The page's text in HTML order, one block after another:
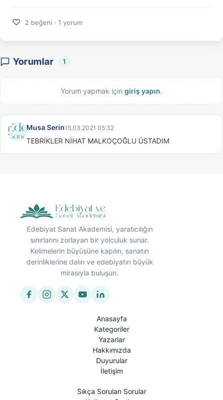
♡ 2 beğeni · 1 yorum
Yorumlar 1
Yorum yapmak için giriş yapın.
Musa Serin15.03.2021 05:32
TEBRİKLER NİHAT MALKOÇOĞLU ÜSTADIM
Edebiyat Sanat Akademisi, yaratıcılığın
sınırlarını zorlayan bir yolculuk sunar.
Kelimelerin büyüsüne kapılın, sanatın
derinliklerine dalın ve edebiyatın büyük
mirasıyla buluşun.
Anasayfa
Kategoriler
Yazarlar
Hakkımızda
Duyurular
İletişim
Sıkça Sorulan Sorular